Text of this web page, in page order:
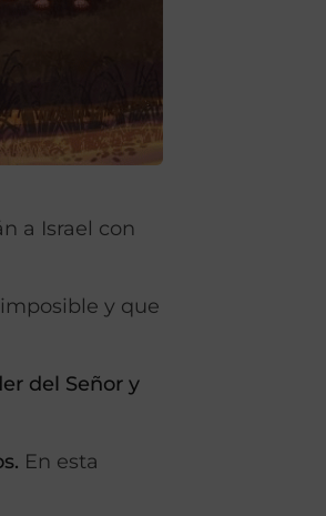
a Israel con
y que
del Señor y
En esta